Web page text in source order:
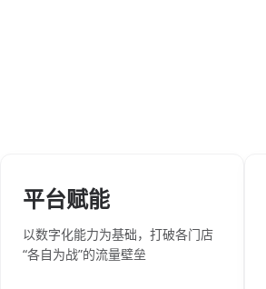
平台赋能
以数字化能力为基础，打破各门店
“各自为战”的流量壁垒